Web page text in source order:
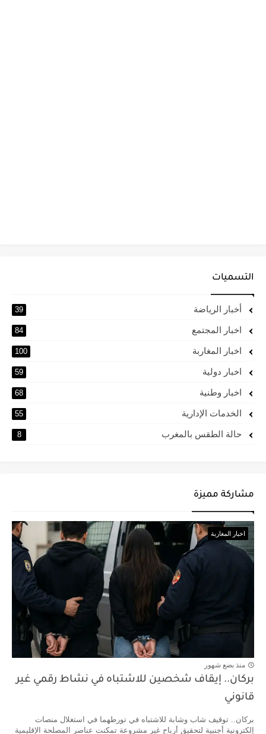
التسميات
أخبار الرياضة 39
اخبار المجتمع 84
اخبار المغاربة 100
اخبار دولية 59
اخبار وطنية 68
الخدمات الإدارية 55
حالة الطقس بالمغرب 8
مشاركة مميزة
اخبار المغاربة
منذ بضع شهور
بركان.. إيقاف شخصين للاشتباه في نشاط رقمي غير
قانوني
بركان.. توقيف شاب وشابة للاشتباه في تورطهما في استغلال منصات
إلكترونية أجنبية لتحقيق أرباح غير مشروعة تمكنت عناصر المصلحة الإقليمية